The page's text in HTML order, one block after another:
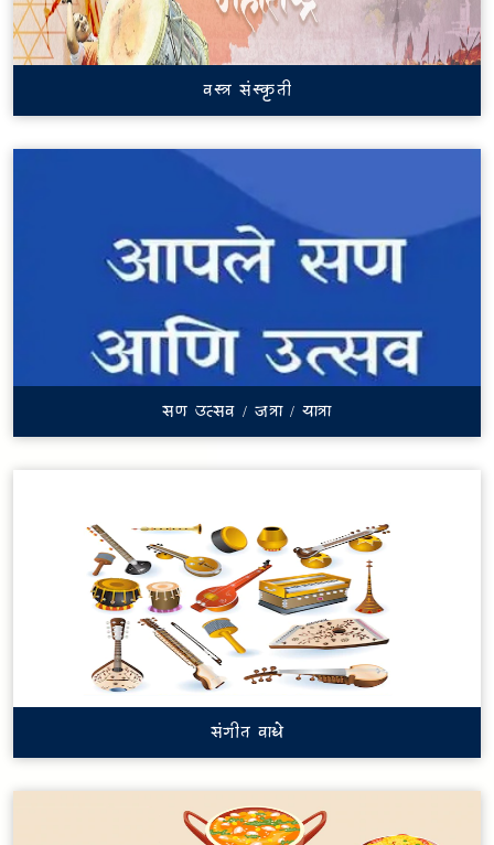
वस्त्र संस्कृती
सण उत्सव / जत्रा / यात्रा
संगीत वाद्ये